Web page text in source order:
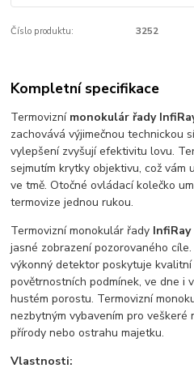
Číslo produktu: 3252
Kompletní specifikace
Termovizní monokulár řady
zachovává výjimečnou technickou
vylepšení zvyšují efektivitu lovu.
sejmutím krytky objektivu, což
ve tmě. Otočné ovládací kolečko
termovize jednou rukou.
Termovizní monokulár řady InfiRay
jasné zobrazení pozorovaného
výkonný detektor poskytuje
povětrnostních podmínek, ve dne i
hustém porostu. Termovizní
nezbytným vybavením pro veškeré
přírody nebo ostrahu majetku.
Vlastnosti: